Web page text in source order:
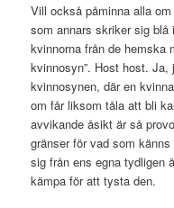
Vill också påminna alla
som annars skriker sig
kvinnorna från de hemska
kvinnosyn”. Host host. Ja,
kvinnosynen, där en
om får liksom tåla att bli
avvikande åsikt är så
gränser för vad som
sig från ens egna tydligen
kämpa för att tysta den.